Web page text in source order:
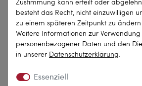
besteht das Recht, nicht einzuwilligen
zu einem späteren Zeitpunkt zu
Weitere Informationen zur Verwendung
personenbezogener Daten und den
in unserer Daten­schutz­erklärung.
Essenziell